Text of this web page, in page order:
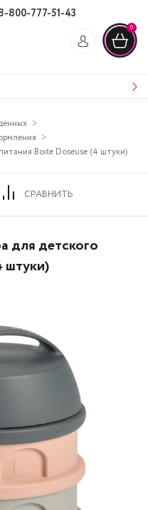
800-777-51-43
0
Boite Doseuse (4 штуки)
СРАВНИТЬ
для детского
штуки)